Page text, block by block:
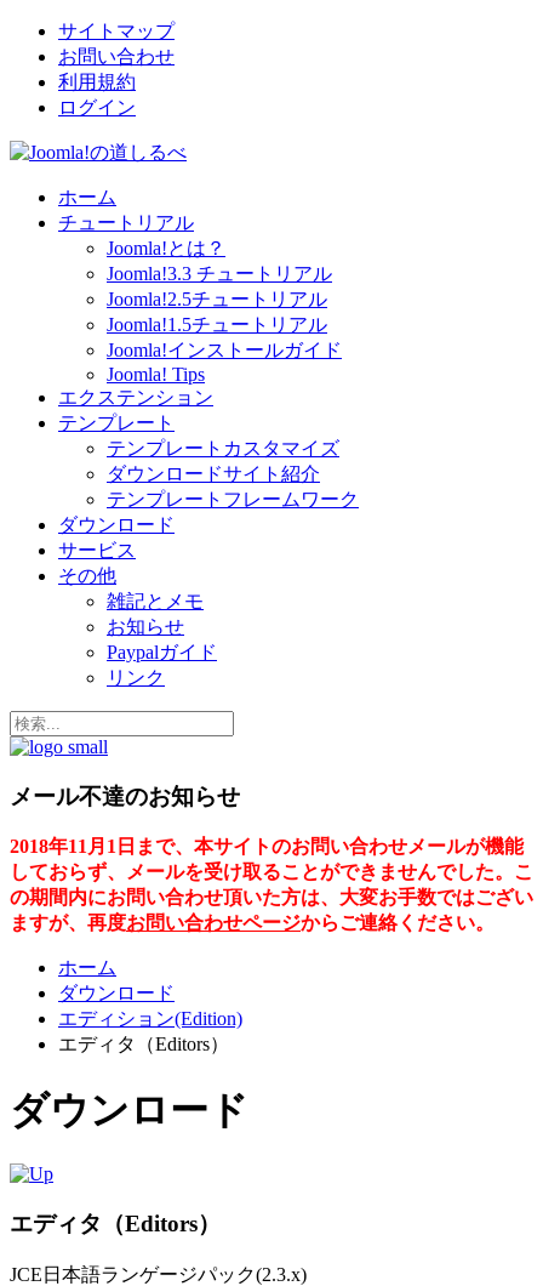
サイトマップ
お問い合わせ
利用規約
ログイン
ホーム
チュートリアル
Joomla!とは？
Joomla!3.3 チュートリアル
Joomla!2.5チュートリアル
Joomla!1.5チュートリアル
Joomla!インストールガイド
Joomla! Tips
エクステンション
テンプレート
テンプレートカスタマイズ
ダウンロードサイト紹介
テンプレートフレームワーク
ダウンロード
サービス
その他
雑記とメモ
お知らせ
Paypalガイド
リンク
メール不達のお知らせ
2018年11月1日まで、本サイトのお問い合わせメールが機能
しておらず、メールを受け取ることができませんでした。こ
の期間内にお問い合わせ頂いた方は、大変お手数ではござい
ますが、再度お問い合わせページからご連絡ください。
ホーム
ダウンロード
エディション(Edition)
エディタ（Editors）
ダウンロード
エディタ（Editors）
JCE日本語ランゲージパック(2.3.x)